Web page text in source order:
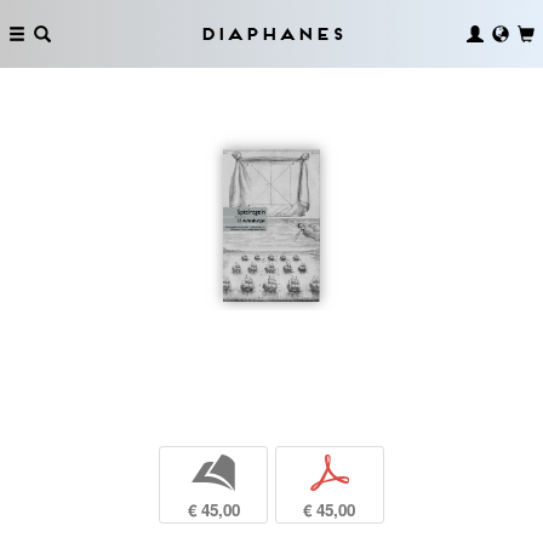
Diaphanes
b
€ 45,00
p
€ 45,00